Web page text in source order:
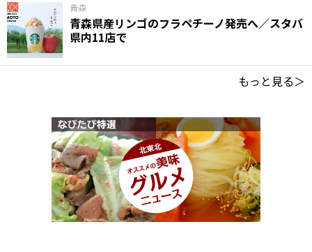
青森
青森県産リンゴのフラペチーノ発売へ／スタバ
県内11店で
もっと見る＞